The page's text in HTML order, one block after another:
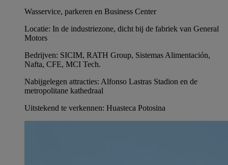
Wasservice, parkeren en Business Center
Locatie: In de industriezone, dicht bij de fabriek van General
Motors
Bedrijven: SICIM, RATH Group, Sistemas Alimentación,
Nafta, CFE, MCI Tech.
Nabijgelegen attracties: Alfonso Lastras Stadion en de
metropolitane kathedraal
Uitstekend te verkennen: Huasteca Potosina